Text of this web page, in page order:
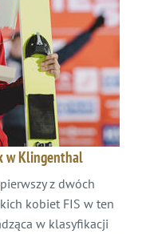
w Klingenthal
z dwóch
kobiet FIS w ten
w klasyfikacji